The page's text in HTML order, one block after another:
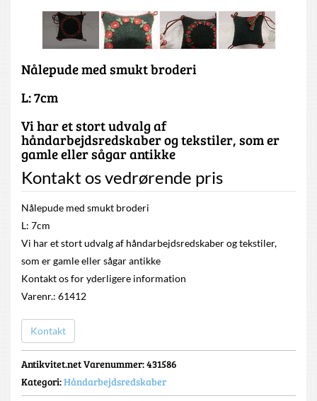
Nålepude med smukt broderi
L: 7cm
Vi har et stort udvalg af
håndarbejdsredskaber og tekstiler, som er
gamle eller sågar antikke
Kontakt os vedrørende pris
Nålepude med smukt broderi
L: 7cm
Vi har et stort udvalg af håndarbejdsredskaber og tekstiler,
som er gamle eller sågar antikke
Kontakt os for yderligere information
Varenr.: 61412
Kontakt
Antikvitet.net Varenummer: 431586
Kategori:Håndarbejdsredskaber